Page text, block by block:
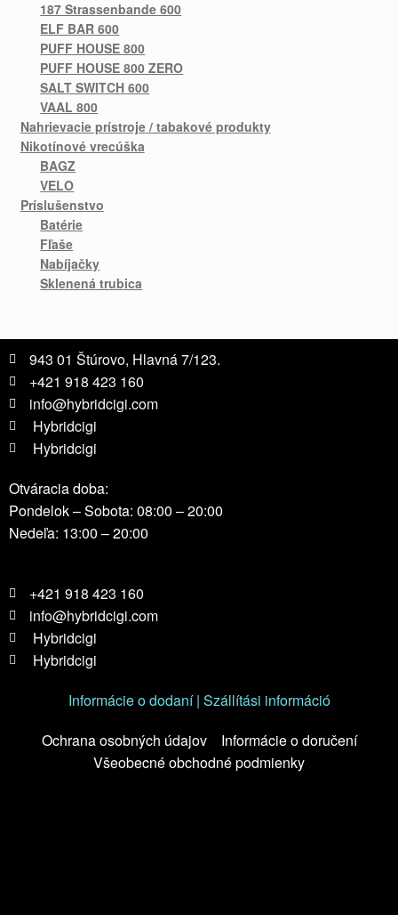
187 Strassenbande 600
ELF BAR 600
PUFF HOUSE 800
PUFF HOUSE 800 ZERO
SALT SWITCH 600
VAAL 800
Nahrievacie prístroje / tabakové produkty
Nikotínové vrecúška
BAGZ
VELO
Príslušenstvo
Batérie
Fľaše
Nabíjačky
Sklenená trubica
943 01 Štúrovo, Hlavná 7/123.
+421 918 423 160
info@hybridcigi.com
Hybridcigi
Hybridcigi
Otváracia doba:
Pondelok – Sobota: 08:00 – 20:00
Nedeľa: 13:00 – 20:00
+421 918 423 160
info@hybridcigi.com
Hybridcigi
Hybridcigi
Informácie o dodaní | Szállítási információ
Ochrana osobných údajov
Informácie o doručení
Všeobecné obchodné podmienky